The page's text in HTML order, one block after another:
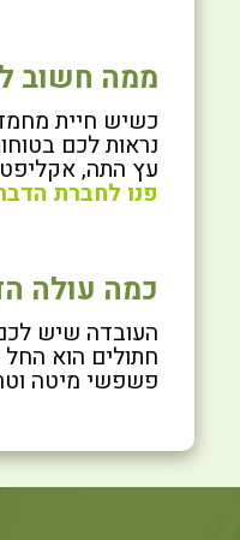
ממה חשוב
כשיש חיית
נראות לכם
עץ התה,
פנו לחברת
כמה עולה
העובדה שיש
פשפשי מיטה